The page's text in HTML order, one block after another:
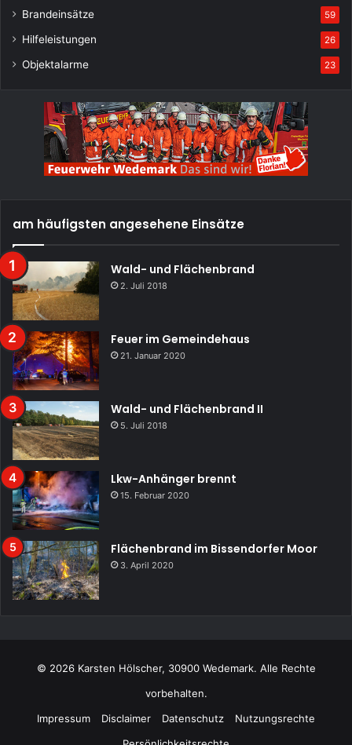
Brandeinsätze 59
Hilfeleistungen 26
Objektalarme 23
am häufigsten angesehene Einsätze
Wald- und Flächenbrand
2. Juli 2018
Feuer im Gemeindehaus
21. Januar 2020
Wald- und Flächenbrand II
5. Juli 2018
Lkw-Anhänger brennt
15. Februar 2020
Flächenbrand im Bissendorfer Moor
3. April 2020
© 2026 Karsten Hölscher, 30900 Wedemark. Alle Rechte
vorbehalten.
Impressum
Disclaimer Datenschutz
Nutzungsrechte